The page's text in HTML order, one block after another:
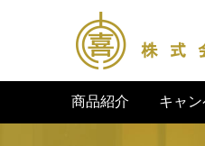
商品紹介 キャ